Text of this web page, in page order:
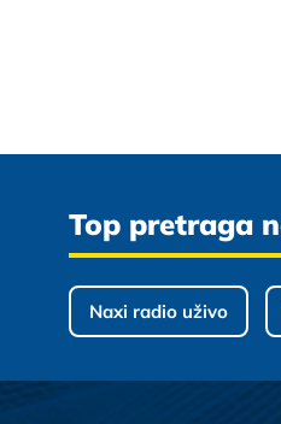
Top pretraga
Naxi radio uživo